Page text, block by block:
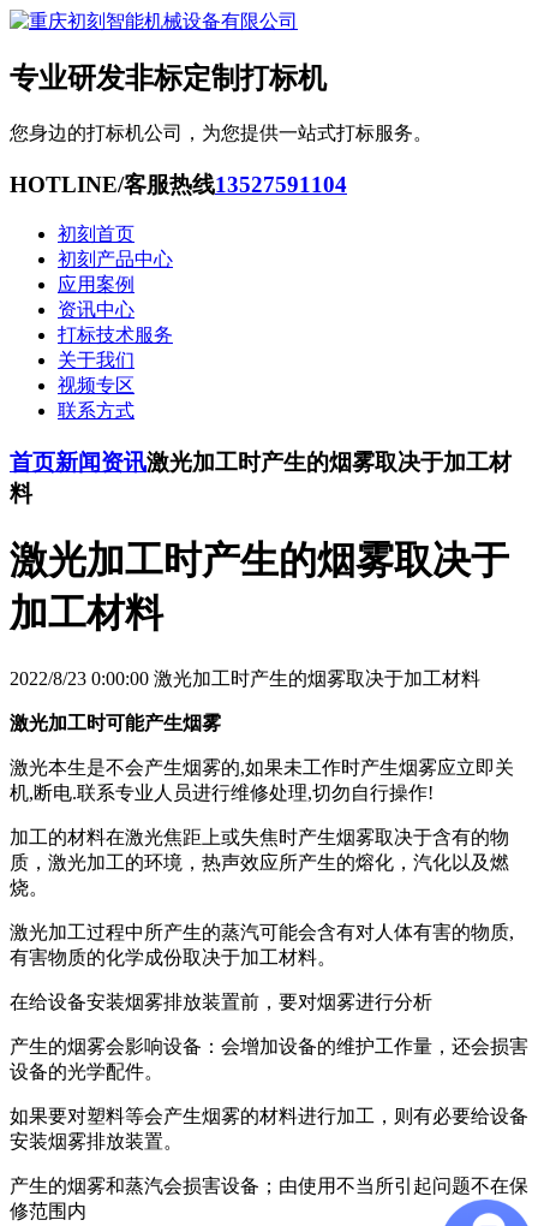
专业研发非标定制打标机
您身边的打标机公司，为您提供一站式打标服务。
HOTLINE/客服热线13527591104
初刻首页
初刻产品中心
应用案例
资讯中心
打标技术服务
关于我们
视频专区
联系方式
首页新闻资讯激光加工时产生的烟雾取决于加工材
料
激光加工时产生的烟雾取决于
加工材料
2022/8/23 0:00:00 激光加工时产生的烟雾取决于加工材料
激光加工时可能产生烟雾
激光本生是不会产生烟雾的,如果未工作时产生烟雾应立即关
机,断电.联系专业人员进行维修处理,切勿自行操作!
加工的材料在激光焦距上或失焦时产生烟雾取决于含有的物
质，激光加工的环境，热声效应所产生的熔化，汽化以及燃
烧。
激光加工过程中所产生的蒸汽可能会含有对人体有害的物质,
有害物质的化学成份取决于加工材料。
在给设备安装烟雾排放装置前，要对烟雾进行分析
产生的烟雾会影响设备：会增加设备的维护工作量，还会损害
设备的光学配件。
如果要对塑料等会产生烟雾的材料进行加工，则有必要给设备
安装烟雾排放装置。
产生的烟雾和蒸汽会损害设备；由使用不当所引起问题不在保
修范围内